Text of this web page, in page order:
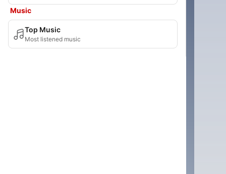
Music
Top Music
Most listened music